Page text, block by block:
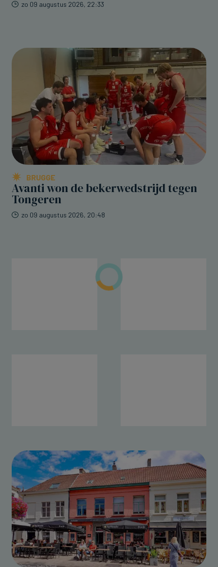
zo 09 augustus 2026, 22:33
BRUGGE
Avanti won de bekerwedstrijd tegen
Tongeren
zo 09 augustus 2026, 20:48